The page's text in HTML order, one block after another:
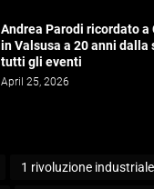
Andrea Parodi ricordato a
in Valsusa a 20 anni dalla
tutti gli eventi
April 25, 2026
1 rivoluzione industriale